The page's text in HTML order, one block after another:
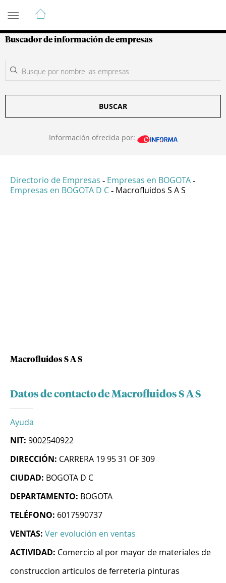
Guía de Empresas Colombianas
Buscador de información de empresas
BUSCAR
Información ofrecida por:
Directorio de Empresas - Empresas en BOGOTA -
Empresas en BOGOTA D C - Macrofluidos S A S
Macrofluidos S A S
Datos de contacto de Macrofluidos S A S
Ayuda
NIT: 9002540922
DIRECCIÓN: CARRERA 19 95 31 OF 309
CIUDAD: BOGOTA D C
DEPARTAMENTO: BOGOTA
TELÉFONO: 6017590737
VENTAS: Ver evolución en ventas
ACTIVIDAD: Comercio al por mayor de materiales de
construccion articulos de ferreteria pinturas